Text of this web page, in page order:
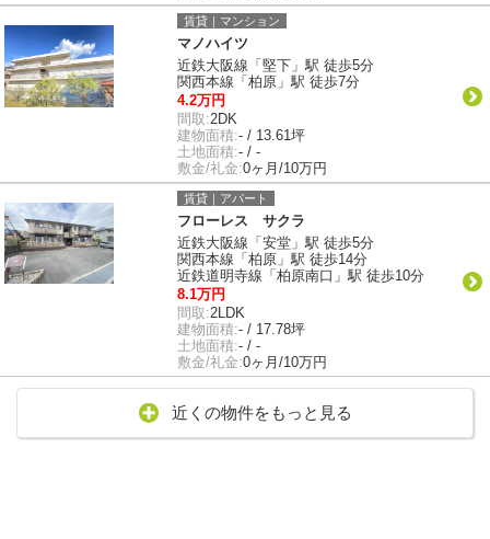
賃貸｜マンション
マノハイツ
近鉄大阪線「堅下」駅 徒歩5分
関西本線「柏原」駅 徒歩7分
4.2万円
間取:2DK
建物面積:- / 13.61坪
土地面積:- / -
敷金/礼金:0ヶ月/10万円
賃貸｜アパート
フローレス サクラ
近鉄大阪線「安堂」駅 徒歩5分
関西本線「柏原」駅 徒歩14分
近鉄道明寺線「柏原南口」駅 徒歩10分
8.1万円
間取:2LDK
建物面積:- / 17.78坪
土地面積:- / -
敷金/礼金:0ヶ月/10万円
近くの物件をもっと見る